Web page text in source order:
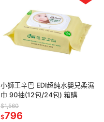
小獅王辛巴 EDI超純水嬰兒柔濕
巾 90抽(12包/24包) 箱購
$1,560
$796